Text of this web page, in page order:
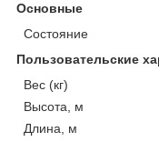
Основные
Состояние
Пользовательские
Вес (кг)
Высота, м
Длина, м